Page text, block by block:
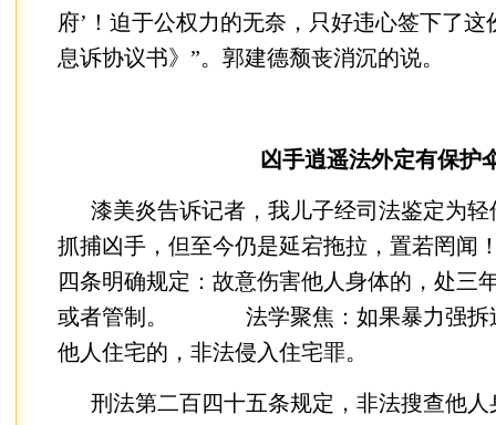
府’！迫于公权力的无奈，只好违心签下了
息诉协议书》”。郭建德颓丧消沉的说。
凶手逍遥法外定有保护
漆美炎告诉记者，我儿子经司法鉴定为轻
抓捕凶手，但至今仍是延宕拖拉，置若罔闻
四条明确规定：故意伤害他人身体的，处三
或者管制。 法学聚焦：如果暴力强拆
他人住宅的，非法侵入住宅罪。
刑法第二百四十五条规定，非法搜查他人